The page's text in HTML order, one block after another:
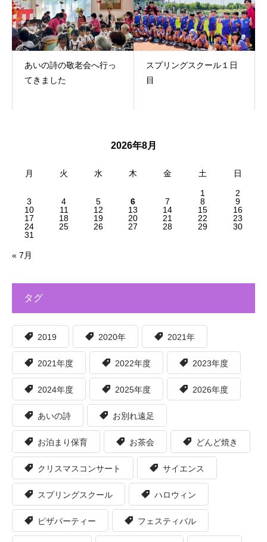
あいの詩の敬老会へ行っ
てきました
スプリングスクール１日
目
2026年8月
月 火 水 木 金 土 日
1
2
3
4 5 6 7 8
9
10
11 12 13 14 15
16
17
18 19 20 21 22
23
24
25 26 27 28 29
30
31
« 7月
タグ
2019 2020年 2021年
2021年度 2022年度 2023年度
2024年度 2025年度 2026年度
あいの詩 お別れ遠足
お泊まり保育 お茶会 どんど焼き
クリスマスコンサート サイエンス
スプリングスクール ハロウィン
ピザパーティー フェスティバル